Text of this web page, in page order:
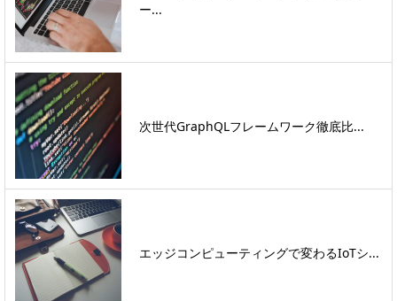
ー...
次世代GraphQLフレームワーク徹底比...
エッジコンピューティングで変わるIoTシ...